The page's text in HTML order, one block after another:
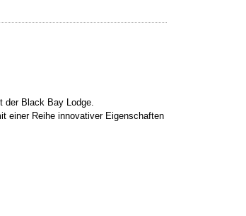
der Black Bay Lodge.
einer Reihe innovativer Eigenschaften